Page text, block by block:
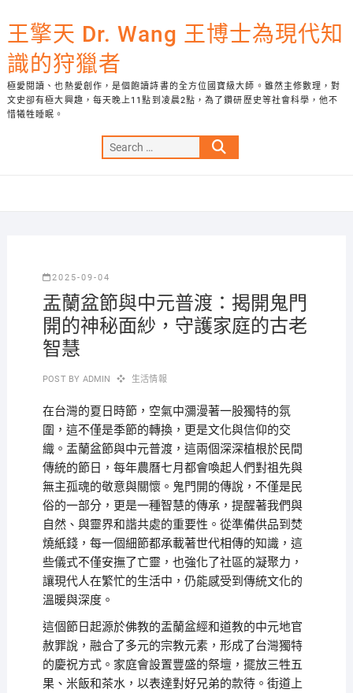
to
content
王擎天 Dr. Wang 王博士為現代知
識的狩獵者
極愛閱讀、也熱愛創作，是個飽讀詩書的全方位國寶級大師。雖然主修數理，對
文史卻有極大興趣，每天晚上11點到凌晨2點，為了鑽研歷史等社會科學，他不
惜犧牲睡眠。
Search
…
2025-09-04
盂蘭盆節與中元普渡：揭開鬼門
開的神秘面紗，守護家庭的古老
智慧
POST BY ADMIN 生活情報
在台灣的夏日時節，空氣中瀰漫著一股獨特的氛
圍，這不僅是季節的轉換，更是文化與信仰的交
織。盂蘭盆節與中元普渡，這兩個深深植根於民間
傳統的節日，每年農曆七月都會喚起人們對祖先與
無主孤魂的敬意與關懷。鬼門開的傳說，不僅是民
俗的一部分，更是一種智慧的傳承，提醒著我們與
自然、與靈界和諧共處的重要性。從準備供品到焚
燒紙錢，每一個細節都承載著世代相傳的知識，這
些儀式不僅安撫了亡靈，也強化了社區的凝聚力，
讓現代人在繁忙的生活中，仍能感受到傳統文化的
溫暖與深度。
這個節日起源於佛教的盂蘭盆經和道教的中元地官
赦罪說，融合了多元的宗教元素，形成了台灣獨特
的慶祝方式。家庭會設置豐盛的祭壇，擺放三牲五
果、米飯和茶水，以表達對好兄弟的款待。街道上